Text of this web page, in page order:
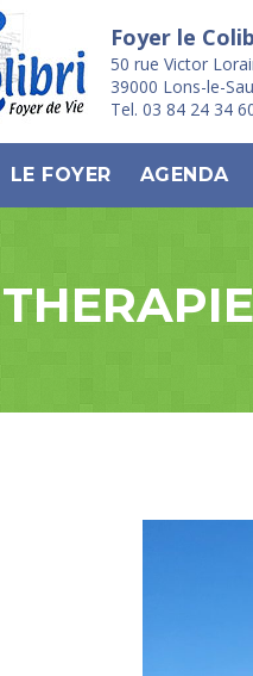
Foyer le
50 rue Victor
39000 Lons-le-
Tel. 03 84 24 34
LE FOYER AGENDA